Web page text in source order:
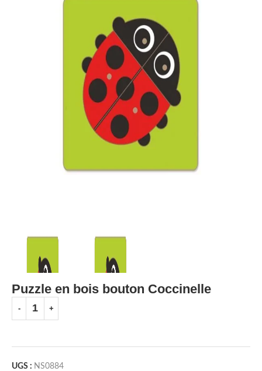
Puzzle en bois bouton Coccinelle
UGS : NS0884